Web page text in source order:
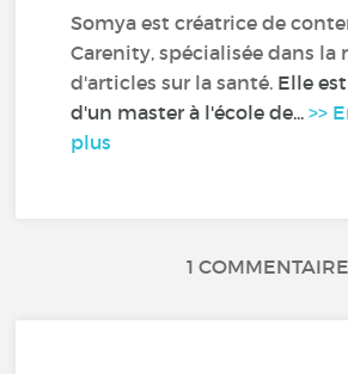
Somya est créatrice de
Carenity, spécialisée dans la
d'articles sur la santé. Elle
d'un master à l'école de...>>
plus
1 COMMENTAIRE